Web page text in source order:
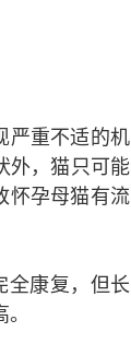
严重不适的机
外，猫只可能
怀孕母猫有流
全康复，但长